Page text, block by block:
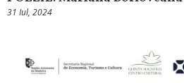
31 Iul, 2024